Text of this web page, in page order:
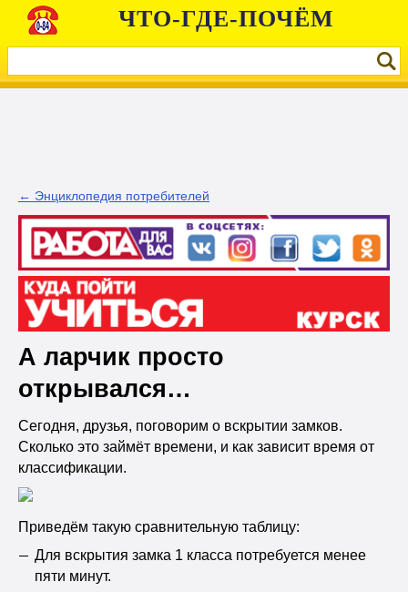
ЧТО-ГДЕ-ПОЧЁМ
← Энциклопедия потребителей
А ларчик просто
открывался…
Сегодня, друзья, поговорим о вскрытии замков.
Сколько это займёт времени, и как зависит время от
классификации.
Приведём такую сравнительную таблицу:
Для вскрытия замка 1 класса потребуется менее
пяти минут.